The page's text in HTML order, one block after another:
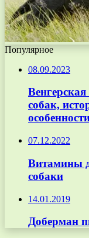
Популярное
08.09.2023
собак,
07.12.2022
Витамины
собаки
14.01.2019
Доберман